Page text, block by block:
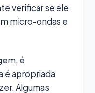
verificar se ele
micro-ondas e
é
é apropriada
Algumas